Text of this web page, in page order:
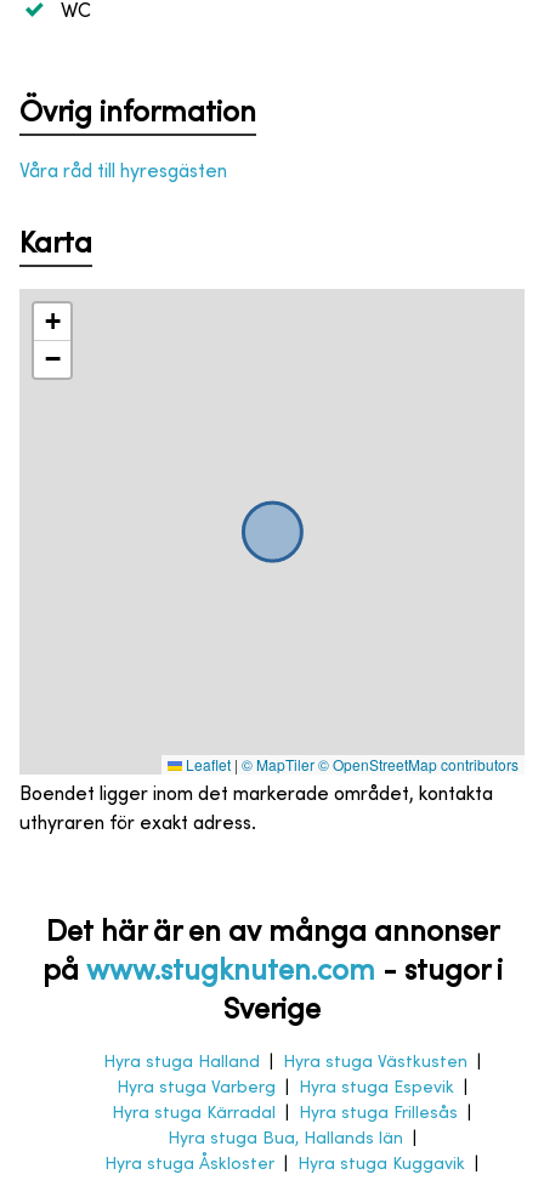
WC
Övrig information
Våra råd till hyresgästen
Karta
+
−
Leaflet | © MapTiler© OpenStreetMap contributors
Boendet ligger inom det markerade området, kontakta
uthyraren för exakt adress.
Det här är en av många annonser
på www.stugknuten.com - stugor i
Sverige
Hyra stuga Halland Hyra stuga Västkusten
Hyra stuga Varberg
Hyra stuga Espevik|
Hyra stuga Kärradal
Hyra stuga Frillesås
Hyra stuga Bua, Hallands län
Hyra stuga Åskloster
Hyra stuga Kuggavik